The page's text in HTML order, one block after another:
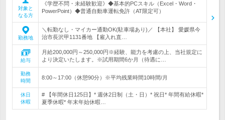
対象と
なる方
《学歴不問・未経験歓迎》◆基本的PCスキル（Excel・Word・
PowerPoint）◆普通自動車運転免許（AT限定可）
勤務地
＼転勤なし・マイカー通勤OK(駐車場あり)／ 【本社】 愛媛県今
治市長沢甲1131番地 【雇入れ直…
給与
月給200,000円～250,000円※経験、能力を考慮の上、当社規定に
より決定いたします。※試用期間6か月（待遇に…
勤務
時間
8:00～17:00（休憩90分）※平均残業時間10時間/月
休日
休暇
# 【年間休日125日】* 週休2日制（土・日）* 祝日* 年間有給休暇*
夏季休暇* 年末年始休暇…